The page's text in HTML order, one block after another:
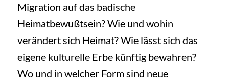
Migration auf das badische
Heimatbewußtsein? Wie und wohin
verändert sich Heimat? Wie lässt sich das
eigene kulturelle Erbe künftig bewahren?
Wo und in welcher Form sind neue